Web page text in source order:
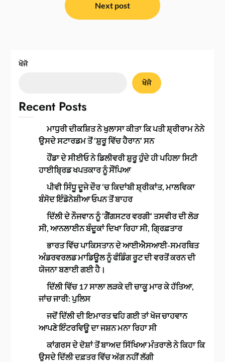
Next post
ਖੋਜੋ
ਖੋਜੋ
Recent Posts
ਮਾਧੁਰੀ ਦੀਕਸ਼ਿਤ ਨੇ ਖੁਲਾਸਾ ਕੀਤਾ ਕਿ ਪਤੀ ਸ਼੍ਰੀਰਾਮ ਨੇਨੇ
ਉਸਦੇ ਸਟਾਰਡਮ ਤੋਂ ‘ਸ਼ੁਰੂ ਵਿੱਚ ਹੈਰਾਨ’ ਸਨ
ਹੌਂਡਾ ਦੇ ਸੀਈਓ ਨੇ ਡਿਲੀਵਰੀ ਸ਼ੁਰੂ ਹੁੰਦੇ ਹੀ ਪਹਿਲਾ ਸਿਟੀ
ਹਾਈਬ੍ਰਿਡ ਖਪਤਕਾਰ ਨੂੰ ਸੌਂਪਿਆ
ਪੀਵੀ ਸਿੰਧੂ ਦੂਜੇ ਦੌਰ ‘ਚ ਕਿਦਾਂਬੀ ਸ਼੍ਰੀਕਾਂਤ, ਮਾਲਵਿਕਾ
ਬੰਸੋਦ ਇੰਡੋਨੇਸ਼ੀਆ ਓਪਨ ਤੋਂ ਬਾਹਰ
ਦਿੱਲੀ ਦੇ ਨੌਜਵਾਨ ਨੂੰ ‘ਗੈਂਗਸਟਰ ਵਰਗੀ’ ਤਸਵੀਰ ਦੀ ਲੋੜ
ਸੀ, ਆਨਲਾਈਨ ਬੰਦੂਕਾਂ ਦਿਖਾ ਰਿਹਾ ਸੀ, ਗ੍ਰਿਫ਼ਤਾਰ
ਭਾਰਤ ਵਿੱਚ ਪਾਕਿਸਤਾਨ ਦੇ ਆਈਐਸਆਈ-ਸਮਰਥਿਤ
ਅੰਡਰਵਰਲਡ ਮਾਡਿਊਲ ਨੂੰ ਫੰਡਿੰਗ ਰੂਟ ਦੀ ਵਰਤੋਂ ਕਰਨ ਦੀ
ਯੋਜਨਾ ਬਣਾਈ ਗਈ ਹੈ।
ਦਿੱਲੀ ਵਿੱਚ 17 ਸਾਲਾ ਲੜਕੇ ਦੀ ਚਾਕੂ ਮਾਰ ਕੇ ਹੱਤਿਆ,
ਜਾਂਚ ਜਾਰੀ: ਪੁਲਿਸ
ਜਦੋਂ ਦਿੱਲੀ ਦੀ ਇਮਾਰਤ ਢਹਿ ਗਈ ਤਾਂ ਖੋਜ ਚਾਹਵਾਨ
ਆਪਣੇ ਇੰਟਰਵਿਊ ਦਾ ਜਸ਼ਨ ਮਨਾ ਰਿਹਾ ਸੀ
ਕਾਂਗਰਸ ਦੇ ਦੋਸ਼ਾਂ ਤੋਂ ਬਾਅਦ ਸਿੱਖਿਆ ਮੰਤਰਾਲੇ ਨੇ ਕਿਹਾ ਕਿ
ਉਸਦੇ ਦਿੱਲੀ ਦਫ਼ਤਰ ਵਿੱਚ ਅੱਗ ਨਹੀਂ ਲੱਗੀ